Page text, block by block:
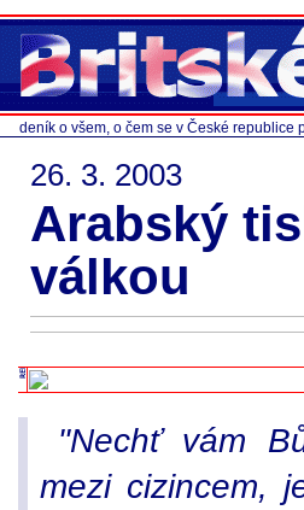
deník o všem, o čem se v České republice
26. 3. 2003
Arabský
válkou
"Nechť vám
mezi cizincem,